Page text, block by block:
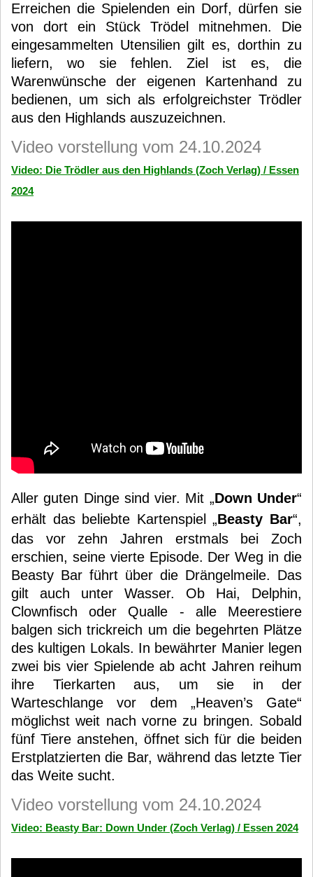
Erreichen die Spielenden ein Dorf, dürfen sie
von dort ein Stück Trödel mitnehmen. Die
eingesammelten Utensilien gilt es, dorthin zu
liefern, wo sie fehlen. Ziel ist es, die
Warenwünsche der eigenen Kartenhand zu
bedienen, um sich als erfolgreichster Trödler
aus den Highlands auszuzeichnen.
Video vorstellung vom 24.10.2024
Video: Die Trödler aus den Highlands (Zoch Verlag) / Essen
2024
Aller guten Dinge sind vier. Mit „Down Under“
erhält das beliebte Kartenspiel „Beasty Bar“,
das vor zehn Jahren erstmals bei Zoch
erschien, seine vierte Episode. Der Weg in die
Beasty Bar führt über die Drängelmeile. Das
gilt auch unter Wasser. Ob Hai, Delphin,
Clownfisch oder Qualle - alle Meerestiere
balgen sich trickreich um die begehrten Plätze
des kultigen Lokals. In bewährter Manier legen
zwei bis vier Spielende ab acht Jahren reihum
ihre Tierkarten aus, um sie in der
Warteschlange vor dem „Heaven’s Gate“
möglichst weit nach vorne zu bringen. Sobald
fünf Tiere anstehen, öffnet sich für die beiden
Erstplatzierten die Bar, während das letzte Tier
das Weite sucht.
Video vorstellung vom 24.10.2024
Video: Beasty Bar: Down Under (Zoch Verlag) / Essen 2024